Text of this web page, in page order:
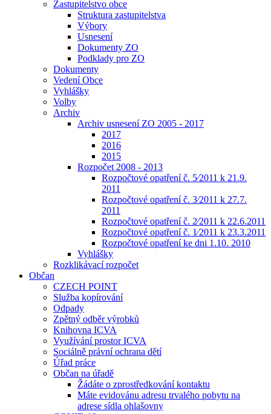
Zastupitelstvo obce
Struktura zastupitelstva
Výbory
Usnesení
Dokumenty ZO
Podklady pro ZO
Dokumenty
Vedení Obce
Vyhlášky
Volby
Archiv
Archiv usnesení ZO 2005 - 2017
2017
2016
2015
Rozpočet 2008 - 2013
Rozpočtové opatření č. 5⁄2011 k 21.9.
2011
Rozpočtové opatření č. 3⁄2011 k 27.7.
2011
Rozpočtové opatření č. 2⁄2011 k 22.6.2011
Rozpočtové opatření č. 1⁄2011 k 23.3.2011
Rozpočtové opatření ke dni 1.10. 2010
Vyhlášky
Rozklikávací rozpočet
Občan
CZECH POINT
Služba kopírování
Odpady
Zpětný odběr výrobků
Knihovna ICVA
Využívání prostor ICVA
Sociálně právní ochrana dětí
Úřad práce
Občan na úřadě
Žádáte o zprostředkování kontaktu
Máte evidovánu adresu trvalého pobytu na
adrese sídla ohlašovny